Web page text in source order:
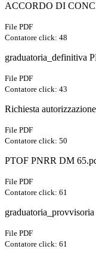
ACCORDO DI
File PDF
Contatore click: 48
graduatoria_definitiva
File PDF
Contatore click: 43
Richiesta
File PDF
Contatore click: 50
PTOF PNRR DM
File PDF
Contatore click: 61
File PDF
Contatore click: 61